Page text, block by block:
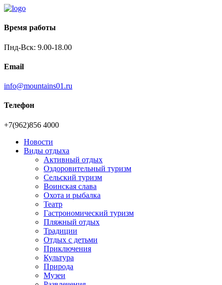
Время работы
Пнд-Вск: 9.00-18.00
Email
info@mountains01.ru
Телефон
+7(962)856 4000
Новости
Виды отдыха
Активный отдых
Оздоровительный туризм
Сельский туризм
Воинская слава
Охота и рыбалка
Театр
Гастрономический туризм
Пляжный отдых
Традиции
Отдых с детьми
Приключения
Культура
Природа
Музеи